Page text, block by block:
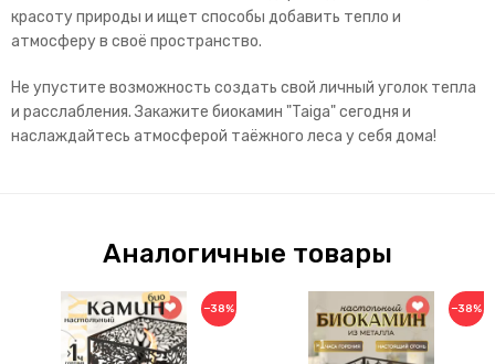
красоту природы и ищет способы добавить тепло и
атмосферу в своё пространство.
Не упустите возможность создать свой личный уголок тепла
и расслабления. Закажите биокамин "Taiga" сегодня и
наслаждайтесь атмосферой таёжного леса у себя дома!
Аналогичные товары
−38% −38%